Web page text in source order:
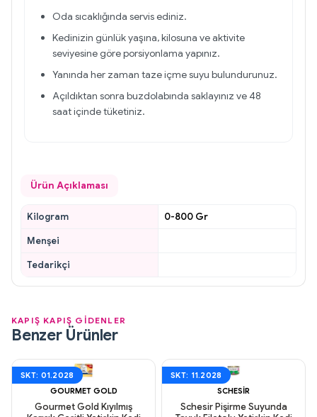
Oda sıcaklığında servis ediniz.
Kedinizin günlük yaşına, kilosuna ve aktivite
seviyesine göre porsiyonlama yapınız.
Yanında her zaman taze içme suyu bulundurunuz.
Açıldıktan sonra buzdolabında saklayınız ve 48
saat içinde tüketiniz.
Ürün Açıklaması
Kilogram
0-800 Gr
Menşei
Tedarikçi
KAPIŞ KAPIŞ GİDENLER
Benzer Ürünler
SKT: 01.2028
GOURMET GOLD
Gourmet Gold Kıyılmış
SKT: 11.2028
SCHESIR
Schesir Pişirme Suyunda